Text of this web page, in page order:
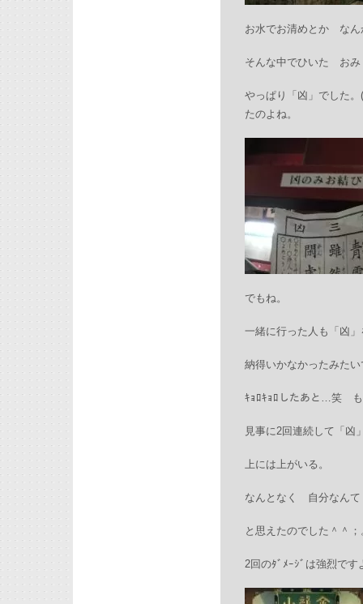
お水でお清めとか なん
そんな中でひいた お
やっぱり「凶」でした
たのよね。
でもね。
一緒に行った人も「凶
納得いかなかったみた
ｷｮﾛｷｮﾛしたあと…笑 も
見事に2回連続して「凶
上には上がいる。
なんとなく 自分なん
と思えたのでした＾＾；
2回のﾀﾞﾒｰｼﾞは強烈です